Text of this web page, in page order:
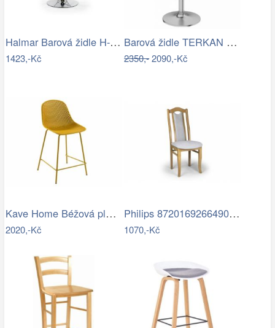
Halmar Barová židle H-15 Krémová
1423,-Kč
Barová židle TERKAN NEW Tempo Kondela
2350,-2090,-Kč
Kave Home Béžová plastová barová židle…
2020,-Kč
Philips 8720169266490 venkovní nástěnné…
1070,-Kč